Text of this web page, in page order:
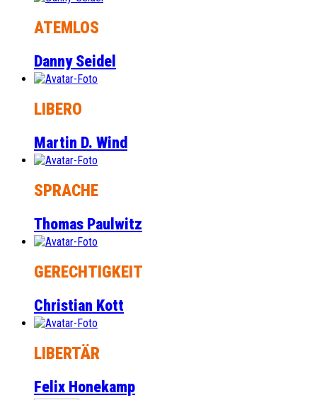
ATEMLOS
Danny Seidel
LIBERO
Martin D. Wind
SPRACHE
Thomas Paulwitz
GERECHTIGKEIT
Christian Kott
LIBERTÄR
Felix Honekamp